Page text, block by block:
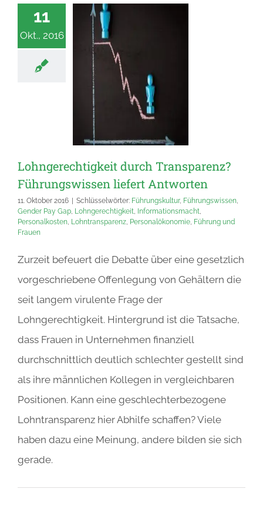
11
Okt., 2016
Lohngerechtigkeit durch Transparenz?
Führungswissen liefert Antworten
11. Oktober 2016 Schlüsselwörter: Führungskultur, Führungswissen,
Gender Pay Gap, Lohngerechtigkeit, Informationsmacht,
Personalkosten, Lohntransparenz, Personalökonomie, Führung und
Frauen
Zurzeit befeuert die Debatte über eine gesetzlich
vorgeschriebene Offenlegung von Gehältern die
seit langem virulente Frage der
Lohngerechtigkeit. Hintergrund ist die Tatsache,
dass Frauen in Unternehmen finanziell
durchschnittlich deutlich schlechter gestellt sind
als ihre männlichen Kollegen in vergleichbaren
Positionen. Kann eine geschlechterbezogene
Lohntransparenz hier Abhilfe schaffen? Viele
haben dazu eine Meinung, andere bilden sie sich
gerade.